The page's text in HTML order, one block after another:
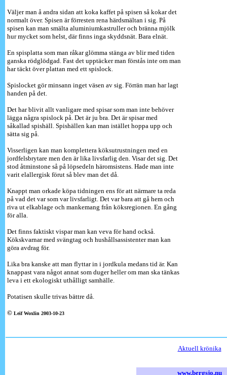
Väljer man å andra sidan att koka kaffet på spisen så kokar det
normalt över. Spisen är förresten rena härdsmältan i sig. På
spisen kan man smälta aluminiumkastruller och bränna mjölk
hur mycket som helst, där finns inga skyddsnät. Bara elnät.
En spisplatta som man råkar glömma stänga av blir med tiden
ganska rödglödgad. Fast det upptäcker man förstås inte om man
har täckt över plattan med ett spislock.
Spislocket gör minsann inget väsen av sig. Förrän man har lagt
handen på det.
Det har blivit allt vanligare med spisar som man inte behöver
lägga några spislock på. Det är ju bra. Det är spisar med
såkallad spishäll. Spishällen kan man istället hoppa upp och
sätta sig på.
Visserligen kan man komplettera köksutrustningen med en
jordfelsbrytare men den är lika livsfarlig den. Visar det sig. Det
stod åtminstone så på löpsedeln häromsistens. Hade man inte
varit elallergisk förut så blev man det då.
Knappt man orkade köpa tidningen ens för att närmare ta reda
på vad det var som var livsfarligt. Det var bara att gå hem och
riva ut elkablage och mankemang från köksregionen. En gång
för alla.
Det finns faktiskt vispar man kan veva för hand också.
Kökskvarnar med svängtag och hushållsassistenter man kan
göra avdrag för.
Lika bra kanske att man flyttar in i jordkula medans tid är. Kan
knappast vara något annat som duger heller om man ska tänkas
leva i ett ekologiskt uthålligt samhälle.
Potatisen skulle trivas bättre då.
© Leif Woxlin 2003-10-23
Aktuell krönika
www.bergsjo.nu